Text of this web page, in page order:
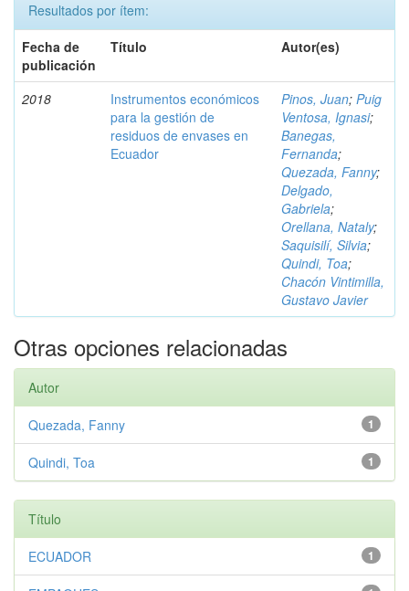
Resultados por ítem:
Fecha de
publicación
Título Autor(es)
2018
Instrumentos económicos
para la gestión de
residuos de envases en
Ecuador
Pinos, Juan; Puig
Ventosa, Ignasi;
Banegas,
Fernanda;
Quezada, Fanny;
Delgado,
Gabriela;
Orellana, Nataly;
Saquisilí, Silvia;
Quindi, Toa;
Chacón Vintimilla,
Gustavo Javier
Otras opciones relacionadas
Autor
1
Quezada, Fanny
1
Quindi, Toa
Título
1
ECUADOR